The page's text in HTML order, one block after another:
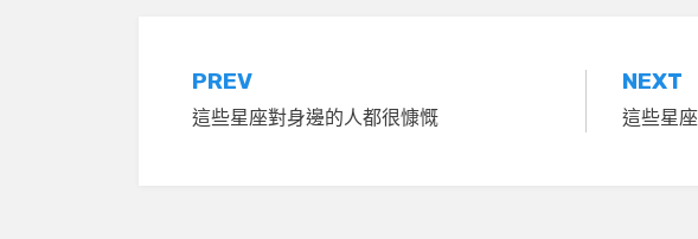
文
章
PREV
這些星座對身邊的人都很慷慨
NEXT
這些星